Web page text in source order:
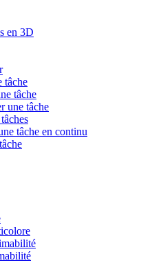
en 3D
tâche
tâche
une tâche
tâche en continu